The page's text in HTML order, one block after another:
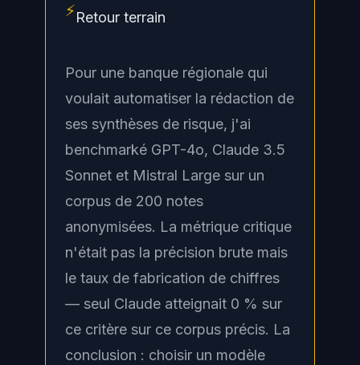
⚡Retour terrain
Pour une banque régionale qui
voulait automatiser la rédaction de
ses synthèses de risque, j'ai
benchmarké GPT-4o, Claude 3.5
Sonnet et Mistral Large sur un
corpus de 200 notes
anonymisées. La métrique critique
n'était pas la précision brute mais
le taux de fabrication de chiffres
— seul Claude atteignait 0 % sur
ce critère sur ce corpus précis. La
conclusion : choisir un modèle